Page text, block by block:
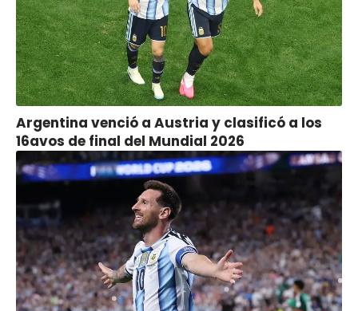
Argentina venció a Austria y clasificó a los
16avos de final del Mundial 2026